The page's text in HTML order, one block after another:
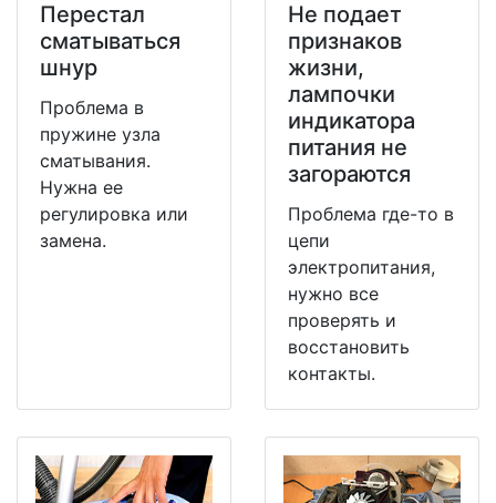
Перестал
сматываться
шнур
Проблема в
пружине узла
сматывания.
Нужна ее
регулировка или
замена.
Не подает
признаков
жизни,
лампочки
индикатора
питания не
загораются
Проблема где-то в
цепи
электропитания,
нужно все
проверять и
восстановить
контакты.